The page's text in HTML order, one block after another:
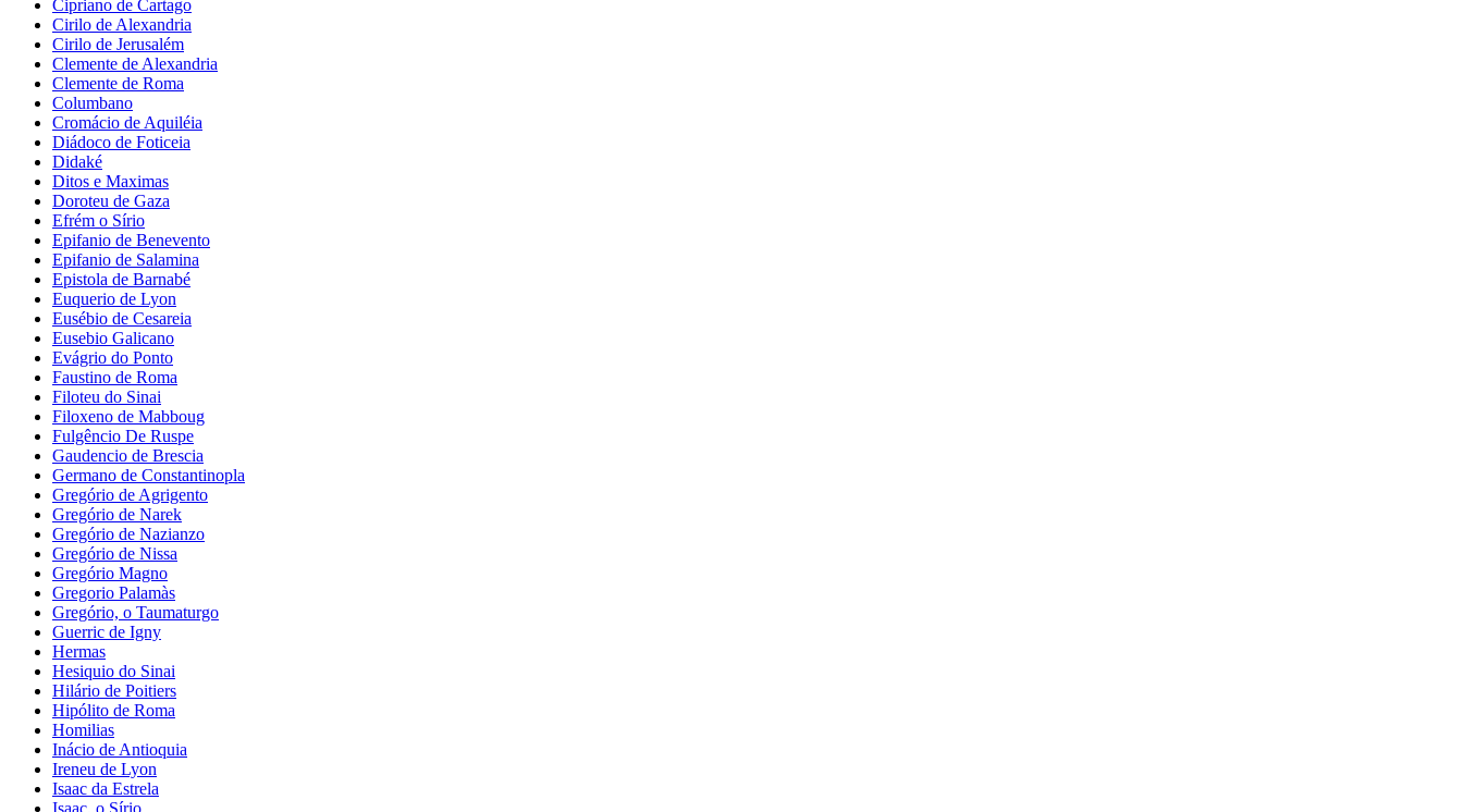
Cipriano de Cartago
Cirilo de Alexandria
Cirilo de Jerusalém
Clemente de Alexandria
Clemente de Roma
Columbano
Cromácio de Aquiléia
Diádoco de Foticeia
Didaké
Ditos e Maximas
Doroteu de Gaza
Efrém o Sírio
Epifanio de Benevento
Epifanio de Salamina
Epistola de Barnabé
Euquerio de Lyon
Eusébio de Cesareia
Eusebio Galicano
Evágrio do Ponto
Faustino de Roma
Filoteu do Sinai
Filoxeno de Mabboug
Fulgêncio De Ruspe
Gaudencio de Brescia
Germano de Constantinopla
Gregório de Agrigento
Gregório de Narek
Gregório de Nazianzo
Gregório de Nissa
Gregório Magno
Gregorio Palamàs
Gregório, o Taumaturgo
Guerric de Igny
Hermas
Hesiquio do Sinai
Hilário de Poitiers
Hipólito de Roma
Homilias
Inácio de Antioquia
Ireneu de Lyon
Isaac da Estrela